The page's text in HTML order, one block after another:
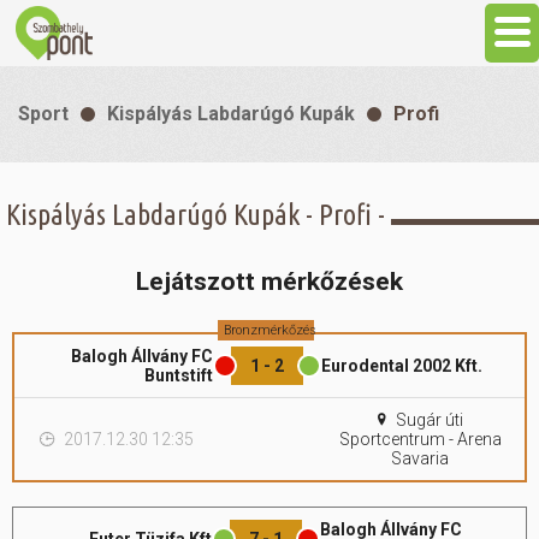
Látnivalók
Sport
Sport Kispályás Labdarúgó Kupák Profi
Kispályás Labdarúgó Kupák - Profi -
Lejátszott mérkőzések
Balogh Állvány FC
Buntstift
Bronzmérkőzés
1 - 2 Eurodental 2002 Kft.
2017.12.30 12:35
Sugár úti
Sportcentrum - Arena
Savaria
Balogh Állvány FC